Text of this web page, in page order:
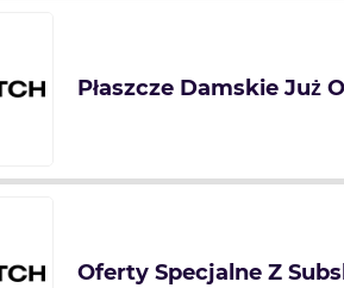
Płaszcze Damskie Już
Oferty Specjalne Z